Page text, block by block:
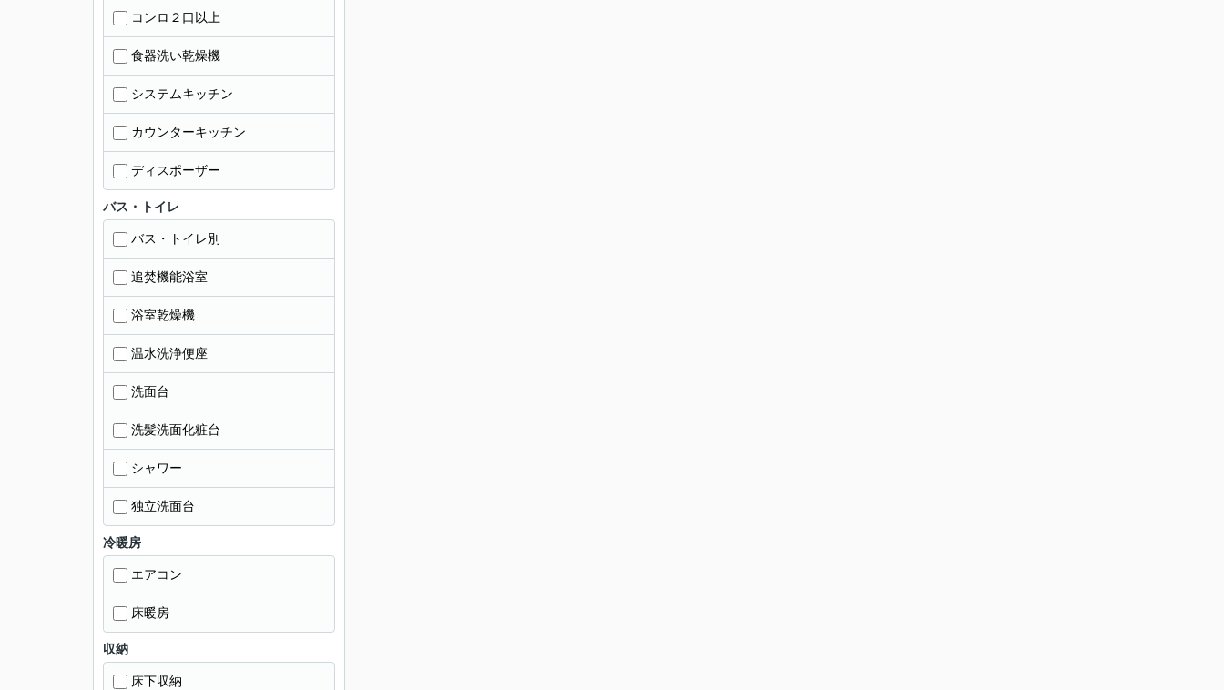
コンロ２口以上
食器洗い乾燥機
システムキッチン
カウンターキッチン
ディスポーザー
バス・トイレ
バス・トイレ別
追焚機能浴室
浴室乾燥機
温水洗浄便座
洗面台
洗髪洗面化粧台
シャワー
独立洗面台
冷暖房
エアコン
床暖房
収納
床下収納